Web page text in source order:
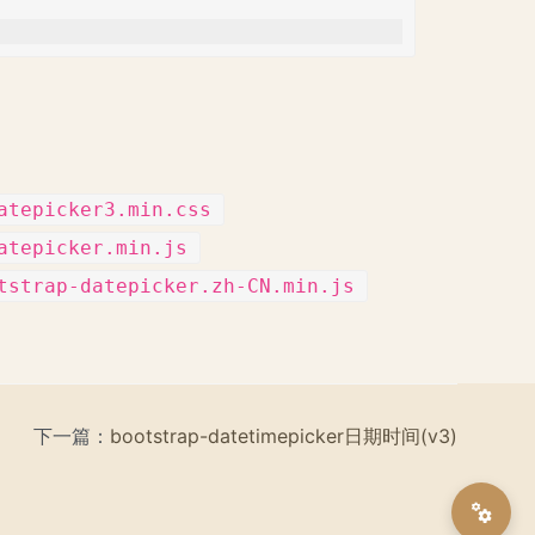
datepicker.zh-CN.min.js
下一篇： bootstrap-datetimepicker日期时间(v3)